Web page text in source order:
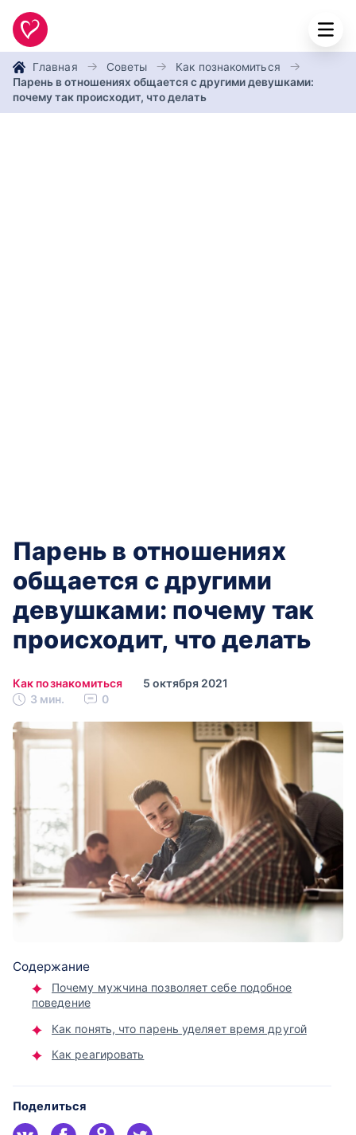
Главная Советы
Как познакомиться
Парень в отношениях общается с другими девушками:
почему так происходит, что делать
Парень в отношениях
общается с другими
девушками: почему так
происходит, что делать
Как познакомиться
5 октября 2021
3 мин.
0
Содержание
Почему мужчина позволяет себе подобное
поведение
Как понять, что парень уделяет время другой
Как реагировать
Поделиться